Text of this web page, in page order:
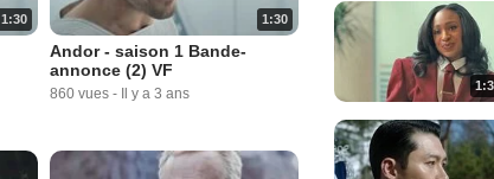
1:30 1:30
Andor - saison 1 Bande-
annonce (2) VF
860 vues - Il y a 3 ans